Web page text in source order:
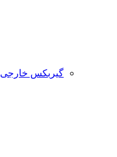
گیربکس خارجی